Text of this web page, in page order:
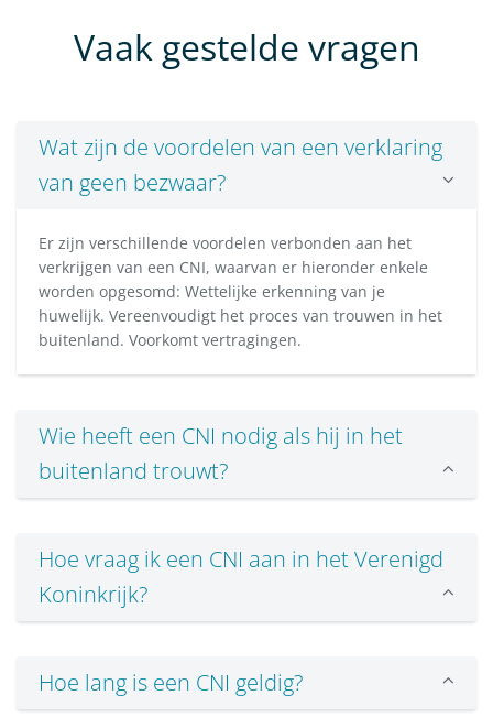
Vaak gestelde vragen
Wat zijn de voordelen van een verklaring
van geen bezwaar?
Er zijn verschillende voordelen verbonden aan het
verkrijgen van een CNI, waarvan er hieronder enkele
worden opgesomd: Wettelijke erkenning van je
huwelijk. Vereenvoudigt het proces van trouwen in het
buitenland. Voorkomt vertragingen.
Wie heeft een CNI nodig als hij in het
buitenland trouwt?
Hoe vraag ik een CNI aan in het Verenigd
Koninkrijk?
Hoe lang is een CNI geldig?